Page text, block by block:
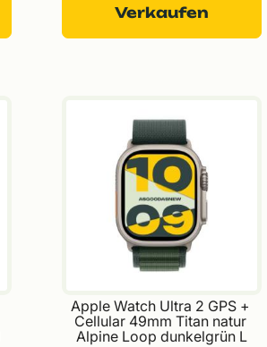
Verkaufen
Apple Watch Ultra 2 GPS +
Cellular 49mm Titan natur
Alpine Loop dunkelgrün L